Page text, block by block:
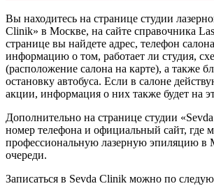
Вы находитесь на странице студии
Clinik» в Москве, на сайте справочника
странице вы найдете адрес, телефон
информацию о том, работает ли студия,
(расположение салона на карте), а также
остановку автобуса. Если в салоне
акции, информация о них также будет на
Дополнительно на странице студии
номер телефона и официальный сайт, где
профессиональную лазерную эпиляцию в
очереди.
Записаться в Sevda Clinik можно по